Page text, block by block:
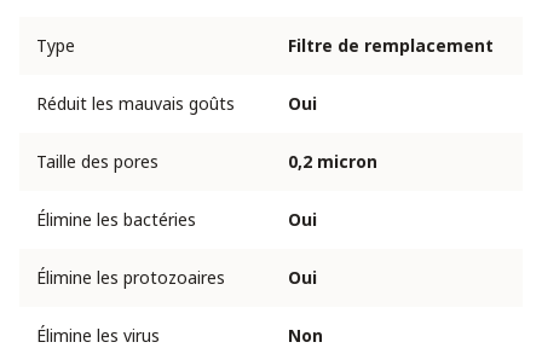
Type Filtre de remplacement
Réduit les mauvais goûts Oui
Taille des pores 0,2 micron
Élimine les bactéries Oui
Élimine les protozoaires Oui
Élimine les virus Non